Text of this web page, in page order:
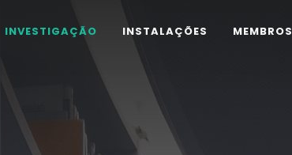
INVESTIGAÇÃO INSTALAÇÕES MEMBROS